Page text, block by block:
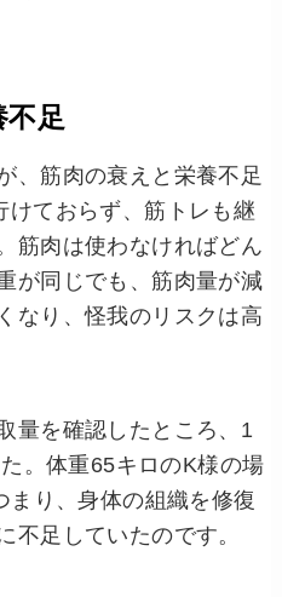
不足
、筋肉の衰えと栄養不足
けておらず、筋トレも継
筋肉は使わなければどん
が同じでも、筋肉量が減
なり、怪我のリスクは高
量を確認したところ、1
。体重65キロのK様の場
り、身体の組織を修復
不足していたのです。